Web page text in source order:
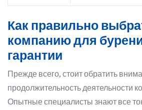
Как правильно
компанию для
гарантии
Прежде всего, стоит обратить
продолжительность деятельности
Опытные специалисты знают все